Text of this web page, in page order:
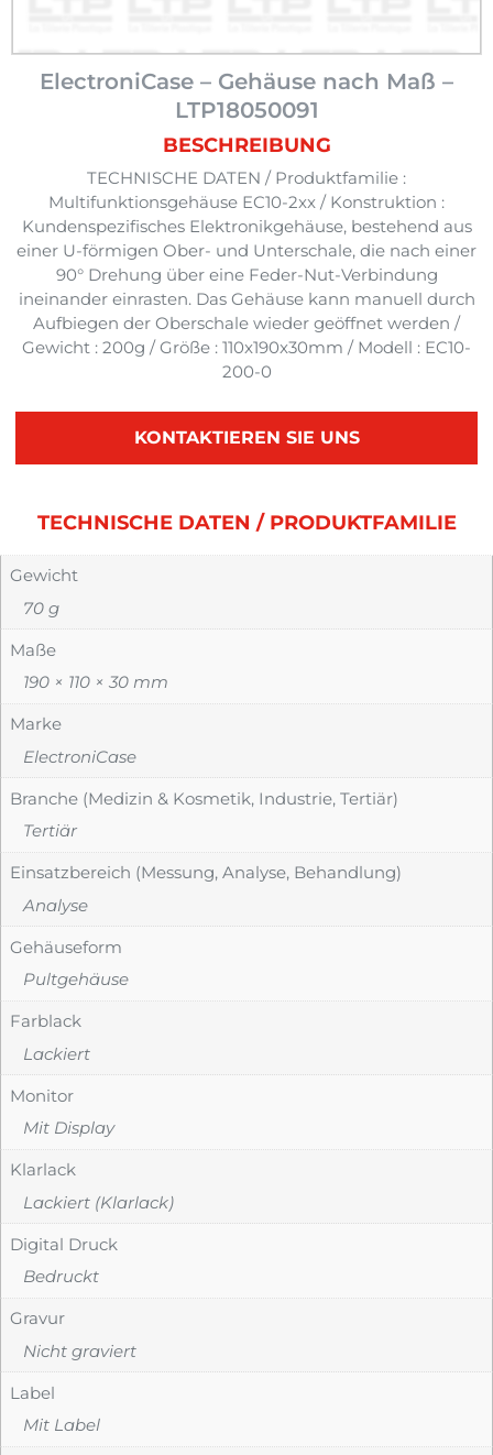
ElectroniCase – Gehäuse nach Maß –
LTP18050091
BESCHREIBUNG
TECHNISCHE DATEN / Produktfamilie :
Multifunktionsgehäuse EC10-2xx / Konstruktion :
Kundenspezifisches Elektronikgehäuse, bestehend aus
einer U-förmigen Ober- und Unterschale, die nach einer
90° Drehung über eine Feder-Nut-Verbindung
ineinander einrasten. Das Gehäuse kann manuell durch
Aufbiegen der Oberschale wieder geöffnet werden /
Gewicht : 200g / Größe : 110x190x30mm / Modell : EC10-
200-0
KONTAKTIEREN SIE UNS
TECHNISCHE DATEN / PRODUKTFAMILIE
Gewicht
70 g
Maße
190 × 110 × 30 mm
Marke
ElectroniCase
Branche (Medizin & Kosmetik, Industrie, Tertiär)
Tertiär
Einsatzbereich (Messung, Analyse, Behandlung)
Analyse
Gehäuseform
Pultgehäuse
Farblack
Lackiert
Monitor
Mit Display
Klarlack
Lackiert (Klarlack)
Digital Druck
Bedruckt
Gravur
Nicht graviert
Label
Mit Label